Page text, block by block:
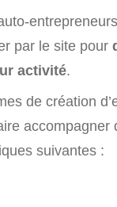
par le site pour
activité.
de création
accompagner
suivantes :